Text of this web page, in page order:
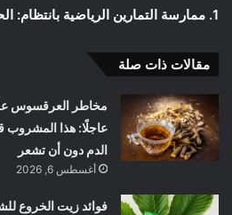
1. ممارسة التمارين الرياضية بانتظام: الحركة حياة
مقالات ذات صلة
مخاطر العرقسوس
عاجلًا: هذا
الدم دون أن تشعر
أغسطس 6, 2026
فوائد زيت الخروع